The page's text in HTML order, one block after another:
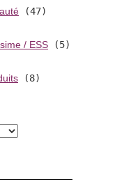
(47)
/ ESS (5)
(8)